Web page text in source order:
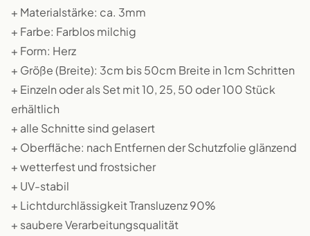
+ Materialstärke: ca. 3mm
+ Farbe: Farblos milchig
+ Form: Herz
+ Größe (Breite): 3cm bis 50cm Breite in 1cm Schritten
+ Einzeln oder als Set mit 10, 25, 50 oder 100 Stück
erhältlich
+ alle Schnitte sind gelasert
+ Oberfläche: nach Entfernen der Schutzfolie glänzend
+ wetterfest und frostsicher
+ UV-stabil
+ Lichtdurchlässigkeit Transluzenz 90%
+ saubere Verarbeitungsqualität